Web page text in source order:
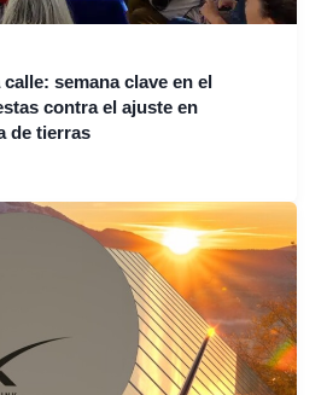
semana clave en el
contra el ajuste en
de tierras